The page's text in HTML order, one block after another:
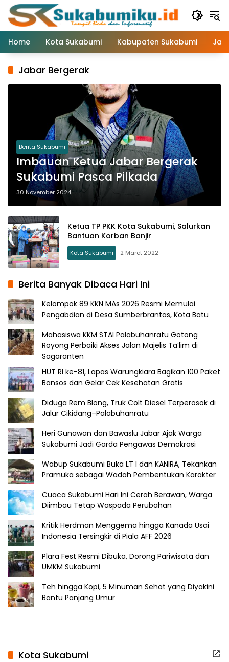
Langsung
konten
Home
Kota Sukabumi Kabupaten Sukabumi
Jabar Bergerak
Berita Sukabumi
Imbauan Ketua Jabar Bergerak
Sukabumi Pasca Pilkada
30 November 2024
Ketua TP PKK Kota Sukabumi, Salurkan
Bantuan Korban Banjir
Kota Sukabumi 2 Maret 2022
Berita Banyak Dibaca Hari Ini
Kelompok 89 KKN MAs 2026 Resmi Memulai
Pengabdian di Desa Sumberbrantas, Kota Batu
Mahasiswa KKM STAI Palabuhanratu Gotong
Royong Perbaiki Akses Jalan Majelis Ta’lim di
Sagaranten
HUT RI ke-81, Lapas Warungkiara Bagikan 100 Paket
Bansos dan Gelar Cek Kesehatan Gratis
Diduga Rem Blong, Truk Colt Diesel Terperosok di
Jalur Cikidang–Palabuhanratu
Heri Gunawan dan Bawaslu Jabar Ajak Warga
Sukabumi Jadi Garda Pengawas Demokrasi
Wabup Sukabumi Buka LT I dan KANIRA, Tekankan
Pramuka sebagai Wadah Pembentukan Karakter
Cuaca Sukabumi Hari Ini Cerah Berawan, Warga
Diimbau Tetap Waspada Perubahan
Kritik Herdman Menggema hingga Kanada Usai
Indonesia Tersingkir di Piala AFF 2026
Plara Fest Resmi Dibuka, Dorong Pariwisata dan
UMKM Sukabumi
Teh hingga Kopi, 5 Minuman Sehat yang Diyakini
Bantu Panjang Umur
Kota Sukabumi